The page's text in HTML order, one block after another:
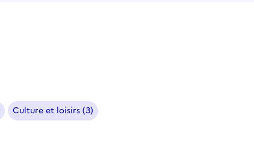
Culture et loisirs (3)